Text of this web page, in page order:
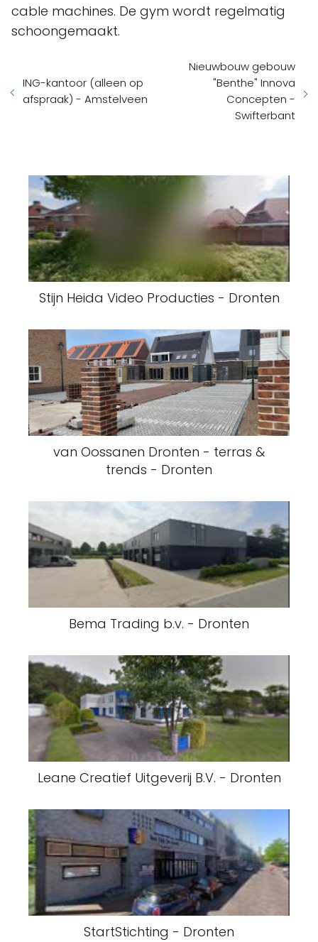
cable machines. De gym wordt regelmatig
schoongemaakt.
ING-kantoor (alleen op
afspraak) - Amstelveen
Nieuwbouw gebouw
"Benthe" Innova
Concepten -
Swifterbant
Stijn Heida Video Producties - Dronten
van Oossanen Dronten - terras &
trends - Dronten
Bema Trading b.v. - Dronten
Leane Creatief Uitgeverij B.V. - Dronten
StartStichting - Dronten